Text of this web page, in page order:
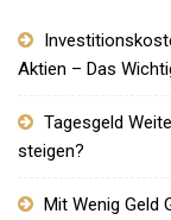
Aktien – Das
Tagesgeld
steigen?
Mit Wenig Geld